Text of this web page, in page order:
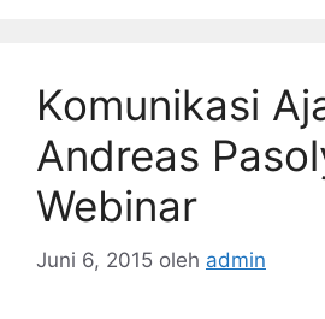
Komunikasi
Andreas
Webinar
Juni 6, 2015 oleh admin